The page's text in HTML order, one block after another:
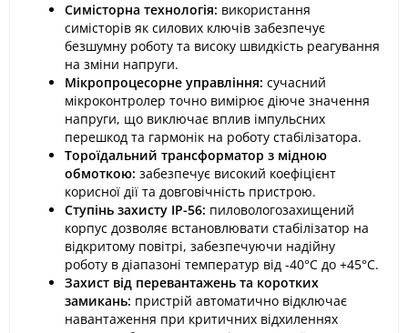
Симісторна технологія: використання
симісторів як силових ключів забезпечує
безшумну роботу та високу швидкість реагування
на зміни напруги.
Мікропроцесорне управління: сучасний
мікроконтролер точно вимірює діюче значення
напруги, що виключає вплив імпульсних
перешкод та гармонік на роботу стабілізатора.
Тороїдальний трансформатор з мідною
обмоткою: забезпечує високий коефіцієнт
корисної дії та довговічність пристрою.
Ступінь захисту IP-56: пиловологозахищений
корпус дозволяє встановлювати стабілізатор на
відкритому повітрі, забезпечуючи надійну
роботу в діапазоні температур від -40°C до +45°C.
Захист від перевантажень та коротких
замикань: пристрій автоматично відключає
навантаження при критичних відхиленнях